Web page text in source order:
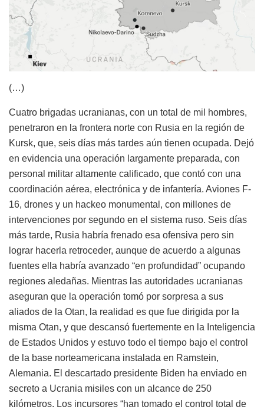
(…)
Cuatro brigadas ucranianas, con un total de mil hombres,
penetraron en la frontera norte con Rusia en la región de
Kursk, que, seis días más tardes aún tienen ocupada. Dejó
en evidencia una operación largamente preparada, con
personal militar altamente calificado, que contó con una
coordinación aérea, electrónica y de infantería. Aviones F-
16, drones y un hackeo monumental, con millones de
intervenciones por segundo en el sistema ruso. Seis días
más tarde, Rusia habría frenado esa ofensiva pero sin
lograr hacerla retroceder, aunque de acuerdo a algunas
fuentes ella habría avanzado “en profundidad” ocupando
regiones aledañas. Mientras las autoridades ucranianas
aseguran que la operación tomó por sorpresa a sus
aliados de la Otan, la realidad es que fue dirigida por la
misma Otan, y que descansó fuertemente en la Inteligencia
de Estados Unidos y estuvo todo el tiempo bajo el control
de la base norteamericana instalada en Ramstein,
Alemania. El descartado presidente Biden ha enviado en
secreto a Ucrania misiles con un alcance de 250
kilómetros. Los incursores “han tomado el control total de